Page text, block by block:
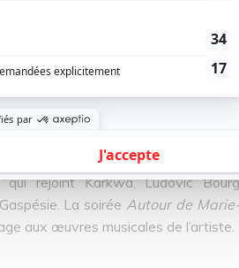
qui seront présentés au
rejoint Karkwa, Ludovic
La soirée Autour de
aux œuvres musicales de l’artiste.